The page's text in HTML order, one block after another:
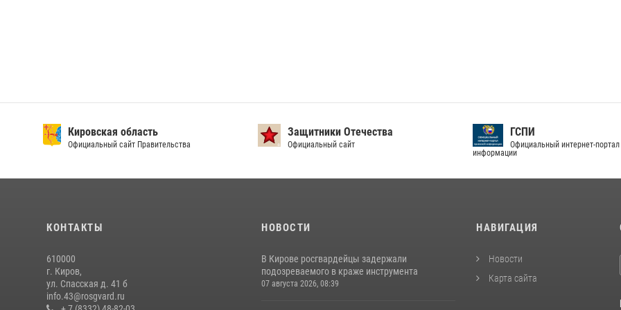
Кировская область
Официальный сайт Правительства
Защитники Отечества
Официальный сайт
ГСПИ
Официальный интернет-
информации
КОНТАКТЫ
610000
г. Киров,
ул. Спасская д. 41 б
info.43@rosgvard.ru
НОВОСТИ
В Кирове росгвардейцы задержали
подозреваемого в краже инструмента
07 августа 2026, 08:39
НАВИГАЦИЯ
Новости
Карта сайта